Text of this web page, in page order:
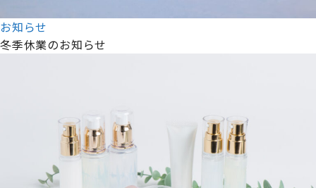
お知らせ
冬季休業のお知らせ